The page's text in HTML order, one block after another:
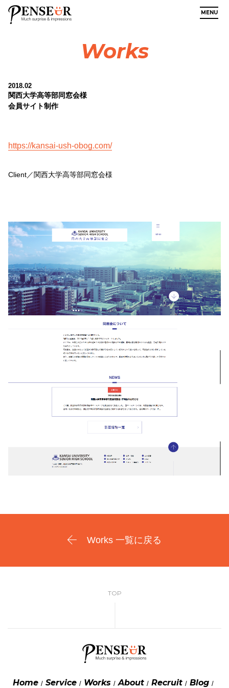
Works
関西大学高等部同窓会様
会員サイト制作
https://kansai-ush-obog.com/
2018.02
Client／関西大学高等部同窓会様
Works 一覧に戻る
TOP
Home Service Works About Recruit Blog